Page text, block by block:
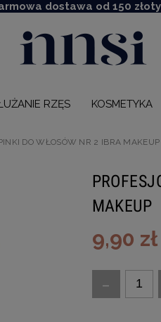
dostawa od 150
RZĘS KOSMETYKA
DO WŁOSÓW NR 2 IBRA MAKEUP
MAKEUP
9,90 zł
-